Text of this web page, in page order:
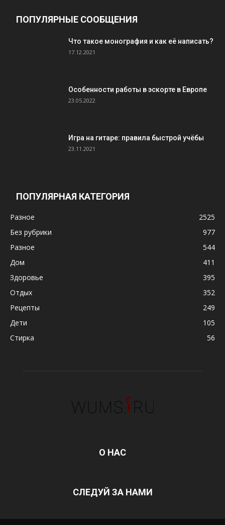
ПОПУЛЯРНЫЕ СООБЩЕНИЯ
Что такое монография и как её написать?
17.12.2021
Особенности работы в эскорте в Европе
23.05.2022
Игра на гитаре: правила быстрой учёбы
23.11.2021
ПОПУЛЯРНАЯ КАТЕГОРИЯ
Разное
2525
Без рубрики
977
Разное
544
Дом
411
Здоровье
395
Отдых
352
Рецепты
249
Дети
105
Стирка
56
О НАС
СЛЕДУЙ ЗА НАМИ